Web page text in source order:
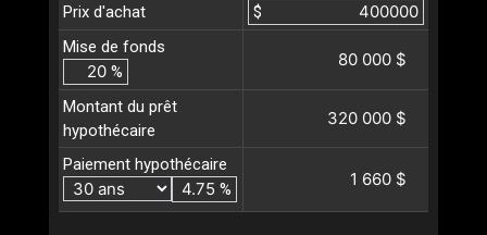
Prix d'achat
$
Mise de fonds
%
80 000 $
Montant du prêt
hypothécaire
320 000 $
Paiement hypothécaire
%
1 660 $